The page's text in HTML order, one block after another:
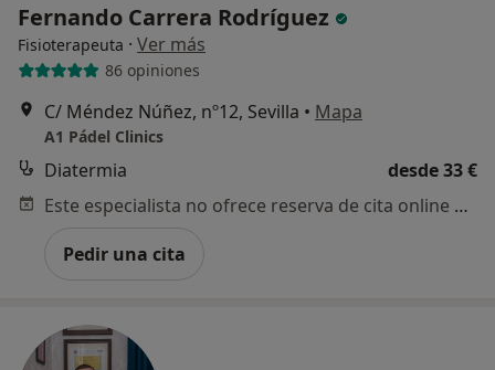
Fernando Carrera Rodríguez
Fisioterapeuta · Ver más
86 opiniones
C/ Méndez Núñez, nº12, Sevilla • Mapa
A1 Pádel Clinics
Diatermia
desde 33 €
Este especialista no ofrece reserva de cita online en esta dirección.
Pedir una cita